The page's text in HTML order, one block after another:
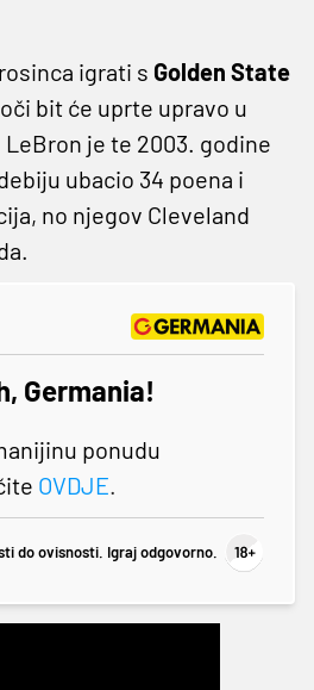
igrati s Golden State
oči bit će uprte upravo u
je te 2003. godine
ubacio 34 poena i
no njegov Cleveland
Germania!
ponudu
OVDJE.
do ovisnosti. Igraj odgovorno.